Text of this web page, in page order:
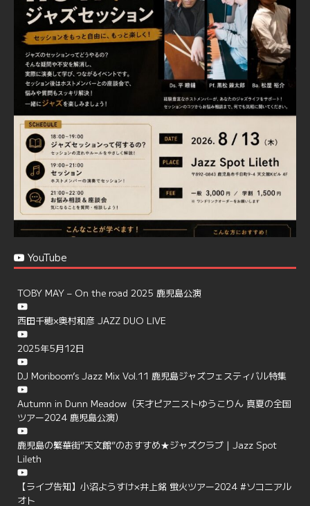
忘年会＆新年会 ご予約承り中❣❣
☆窓辺から天文館ミリオネーション
☆JAZZの生演奏を聴きながら♪
☆地産地消に拘ったフードメニュー
プラン内容はご予算とご要望に応じてアレンジ可能ですの
で、お気軽にお問い合せください
https://jazzspotlileth.com/recommend/8650
6
Load More
YouTube
TOBY MAY – On the road 2025 鹿児島公演
西田千穂×奥村和彦 JAZZ DUO LIVE
2025年5月12日
DJ Moriboom’s Jazz Mix Vol.11 鹿児島ジャズフェスティバル特集
Autumn in Dunn Meadow（天才ピアニストゆうこりん 真夏の全国
ツアー2024 鹿児島公演）
鹿児島の繁華街”天文館”のおすすめ★ジャズクラブ | Jazz Spot
Lileth
【ライブ告知】小沼ようすけ×井上銘 蛍火ツアー2024 #ソコニアル
オト